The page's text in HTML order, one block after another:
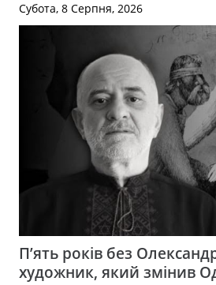
Субота, 8 Серпня, 2026
П’ять років без
художник, який змінив